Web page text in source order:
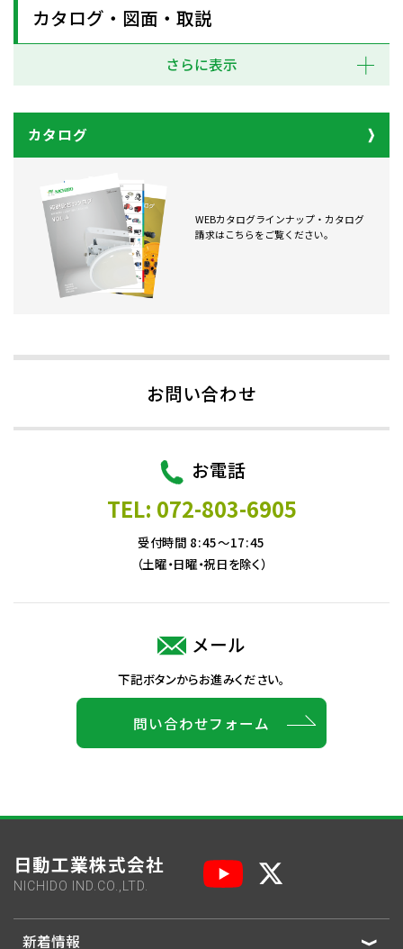
カタログ・図面・取説
さらに表示
カタログ
WEBカタログラインナップ・カタログ
請求はこちらをご覧ください。
お問い合わせ
お電話
TEL: 072-803-6905
受付時間 8:45～17:45
（土曜・日曜・祝日を除く）
メール
下記ボタンからお進みください。
問い合わせフォーム
日動工業株式会社
NICHIDO IND.CO.,LTD.
新着情報